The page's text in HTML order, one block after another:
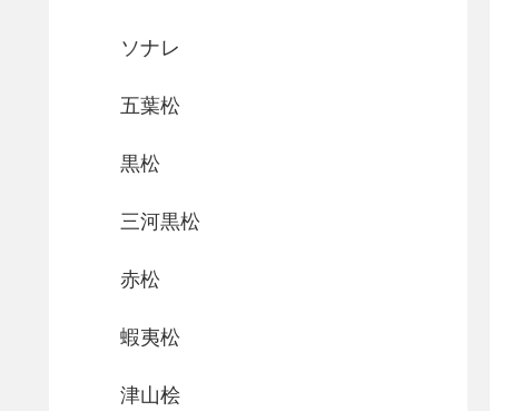
ソナレ
五葉松
黒松
三河黒松
赤松
蝦夷松
津山桧